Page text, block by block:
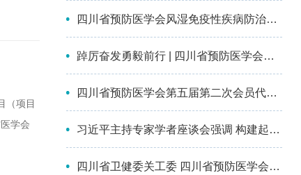
四川省预防医学会风湿免疫性疾病防治分会第一届委员会选举成立会议暨2026年学术交流会在南充顺利召开
踔厉奋发勇毅前行 | 四川省预防医学会第五次会员代表大会暨第五届理事会换届选举会议成功召开
四川省预防医学会第五届第二次会员代表大会暨第三次理事会议成功召开
习近平主持专家学者座谈会强调 构建起强大的公共卫生体系 为维护人民健康提供有力保障
四川省卫健委关工委 四川省预防医学会为彭州市儿童青少年心理健康关爱中心授牌并参加座谈
况
（项目
学会
购单